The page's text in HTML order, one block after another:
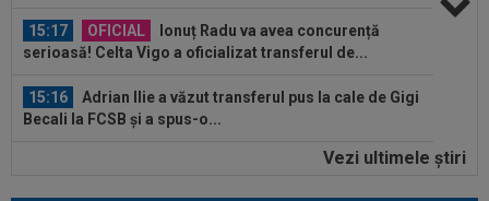
15:17 OFICIAL
Ionuț Radu va avea concurență
serioasă! Celta Vigo a oficializat transferul de...
15:16
Adrian Ilie a văzut transferul pus la cale de Gigi
Becali la FCSB și a spus-o...
Anunțul făcut de ANAD, la scurt timp după ce
Vezi ultimele ştiri